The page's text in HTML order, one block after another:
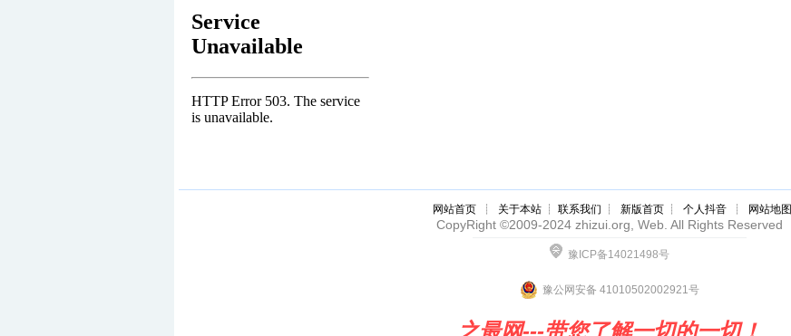
网站首页 ┊ 关于本站 ┊ 联系我们 ┊ 新版首页 ┊ 个人抖音 ┊ 网站地图
CopyRight ©2009-2024 zhizui.org, Web. All Rights Reserved
豫ICP备14021498号
豫公网安备 41010502002921号
之最网---带您了解一切的一切！